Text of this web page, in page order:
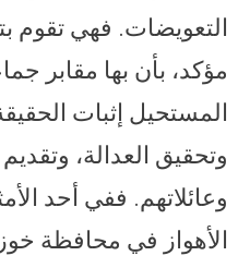
التعويضات. فهي تقوم
مؤكد، بأن بها مقابر
المستحيل إثبات
وتحقيق العدالة،
وعائلاتهم. ففي أحد
الأهواز في محافظة